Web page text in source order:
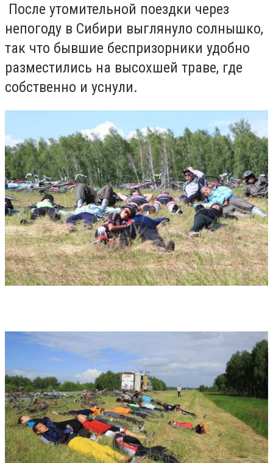
После утомительной поездки через
непогоду в Сибири выглянуло солнышко,
так что бывшие беспризорники удобно
разместились на высохшей траве, где
собственно и уснули.